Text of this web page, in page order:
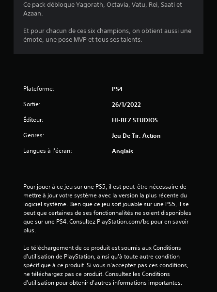
é
u
r
5
(
2
Ce pack débloque Yagorath, Octavia, Vatu, Rei, Saati et
Azaan.
Et pour chacun de ces six champions, on obtient aussi une
émote, une pose MVP et tous ses talents.
Plateforme: PS4
Sortie: 26/1/2022
Éditeur: HI-REZ STUDIOS
Genres: Jeu De Tir, Action
Langues à l'écran: Anglais
Pour jouer à ce jeu sur une PS5, il est peut-être nécessaire de
mettre à jour votre système avec la version la plus récente du
logiciel système. Bien que ce jeu soit jouable sur une PS5, il se
peut que certaines de ses fonctionnalités ne soient disponibles
que sur une PS4. Consultez PlayStation.com/bc pour en savoir
plus.
Le téléchargement de ce produit est soumis aux Conditions
d'utilisation de PlayStation, ainsi qu'à toute autre condition
spécifique à ce produit. Si vous n'acceptez pas ces conditions,
ne téléchargez pas ce produit. Consultez les Conditions
d'utilisation pour obtenir d'autres informations importantes.